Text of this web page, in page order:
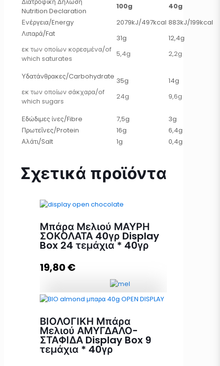
Nutrition Declaration
100g
40g
Ενέργεια/Energy
2079kJ/497kcal 883kJ/199kcal
Λιπαρά/Fat
εκ των οποίων κορεσμένα/of
which saturates
31g
5,4g
12,4g
2,2g
Υδατάνθρακες/Carbohydrate
εκ των οποίων σάκχαρα/of
which sugars
35g
24g
14g
9,6g
Εδώδιμες ίνες/Fibre 7,5g
3g
Πρωτεΐνες/Protein
16g
6,4g
Αλάτι/Salt
1g 0,4g
Σχετικά προϊόντα
Μπάρα Μελιού ΜΑΥΡΗ
ΣΟΚΟΛΑΤΑ 40γρ Display
Box 24 τεμάχια * 40γρ
19,80€
40γρ Display Box 24 τεμάχια *
40γρ ποσότητα
ΒΙΟΛΟΓΙΚΗ Μπάρα
Μελιού ΑΜΥΓΔΑΛΟ-
ΣΤΑΦΙΔΑ Display Box 9
τεμάχια * 40γρ